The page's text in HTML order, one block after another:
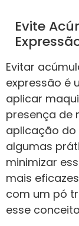
Evite
Evitar
expressão é
aplicar
presença de
aplicação
algumas
minimizar
mais
com um pó
esse